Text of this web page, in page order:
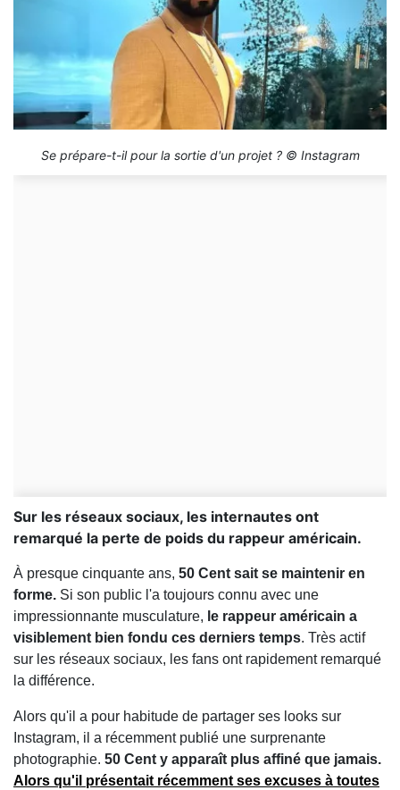
Se prépare-t-il pour la sortie d'un projet ? © Instagram
Sur les réseaux sociaux, les internautes ont
remarqué la perte de poids du rappeur américain.
À presque cinquante ans, 50 Cent sait se maintenir en
forme. Si son public l'a toujours connu avec une
impressionnante musculature, le rappeur américain a
visiblement bien fondu ces derniers temps. Très actif
sur les réseaux sociaux, les fans ont rapidement remarqué
la différence.
Alors qu'il a pour habitude de partager ses looks sur
Instagram, il a récemment publié une surprenante
photographie. 50 Cent y apparaît plus affiné que jamais.
Alors qu'il présentait récemment ses excuses à toutes